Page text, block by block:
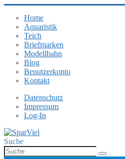
Home
Aquaristik
Teich
Briefmarken
Modellbahn
Blog
Benutzerkonto
Kontakt
Datenschutz
Impressum
Log-In
Suche